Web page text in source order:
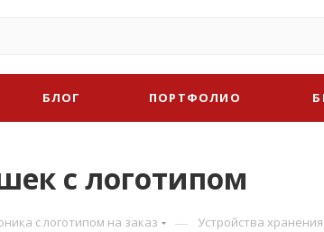
БЛОГ ПОРТФОЛИО
с логотипом
с логотипом на заказ — Устройства хранения